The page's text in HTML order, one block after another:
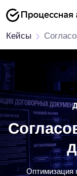
Кейсы
Оптимизация